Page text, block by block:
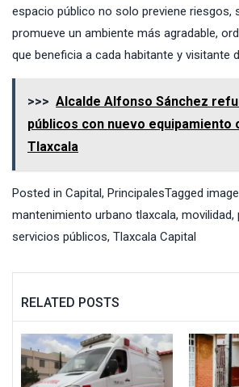
espacio público no solo previene riesgos,
promueve un ambiente más agradable,
que beneficia a cada habitante y visitante
>>> Alcalde Alfonso Sánchez
públicos con nuevo equipamiento
Tlaxcala
Posted in Capital, PrincipalesTagged
mantenimiento urbano tlaxcala, movilidad,
servicios públicos, Tlaxcala Capital
RELATED POSTS